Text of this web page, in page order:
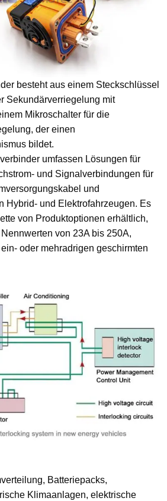
besteht aus einem Steckschlüssel
Sekundärverriegelung mit
Mikroschalter für die
der einen
bildet.
umfassen Lösungen für
und Signalverbindungen für
und
Hybrid- und Elektrofahrzeugen. Es
von Produktoptionen erhältlich,
von 23A bis 250A,
oder mehradrigen geschirmten
Batteriepacks,
Klimaanlagen, elektrische